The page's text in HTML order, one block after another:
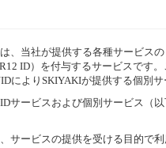
は、当社が提供する各種サービス
ID）を付与するサービスです
によりSKIYAKIが提供する個別
IDサービスおよび個別サービス（
サービスの提供を受ける目的で